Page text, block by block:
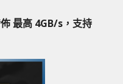
最高 4GB/s，支持